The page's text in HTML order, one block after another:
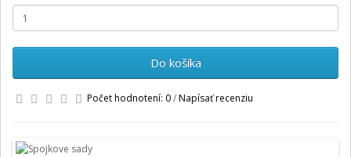
Do košíka
Počet hodnotení: 0/Napísať recenziu